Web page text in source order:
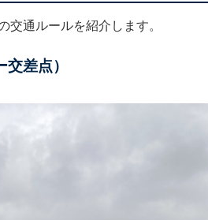
交通ルールを紹介します。
差点）